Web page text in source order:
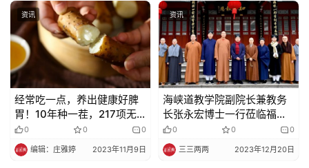
资讯
经常吃一点，养出健康好脾
胃！10年种一茬，217项无
农残，关键好山药还不贵~
0 0 0
编辑：庄雅婷 2023年11月9日
资讯
海峡道教学院副院长兼教务
长张永宏博士一行莅临福建
佛学院女众部参访交流
0 0 0
三三两两 2023年12月20日